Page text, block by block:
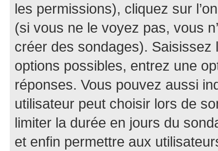
les permissions), cliquez sur
(si vous ne le voyez pas, vous
créer des sondages).
options possibles, entrez une
réponses. Vous pouvez aussi
utilisateur peut choisir lors de
limiter la durée en jours du
et enfin permettre aux